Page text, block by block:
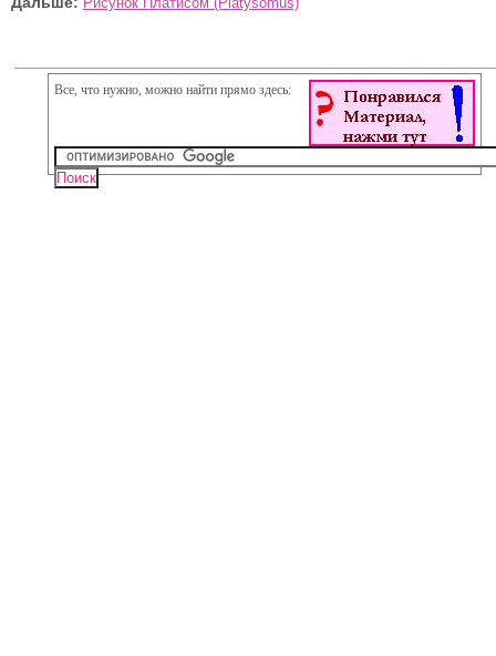
Все, что нужно, можно найти прямо здесь: